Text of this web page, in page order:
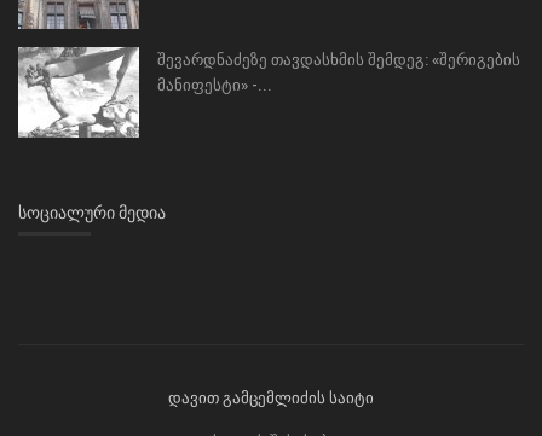
შევარდნაძეზე თავდასხმის შემდეგ: «შერიგების
მანიფესტი» -...
ᲡᲝᲪᲘᲐᲚᲣᲠᲘ ᲛᲔᲓᲘᲐ
დავით გამცემლიძის საიტი